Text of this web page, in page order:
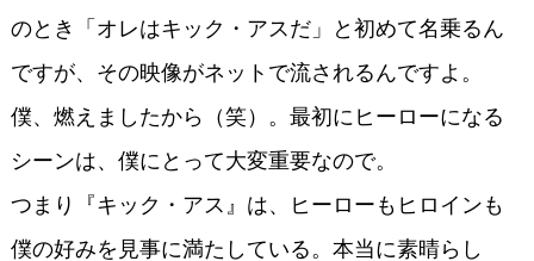
のとき「オレはキック・アスだ」と初めて名乗るん
ですが、その映像がネットで流されるんですよ。
僕、燃えましたから（笑）。最初にヒーローになる
シーンは、僕にとって大変重要なので。
つまり『キック・アス』は、ヒーローもヒロインも
僕の好みを見事に満たしている。本当に素晴らし